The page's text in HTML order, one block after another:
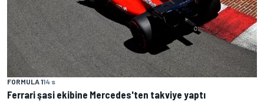
FORMULA 114 s
Ferrari şasi ekibine Mercedes'ten takviye yaptı